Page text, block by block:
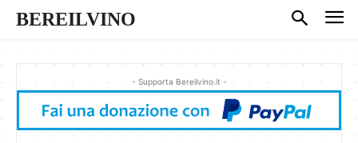
BEREILVINO
- Supporta Bereilvino.it -